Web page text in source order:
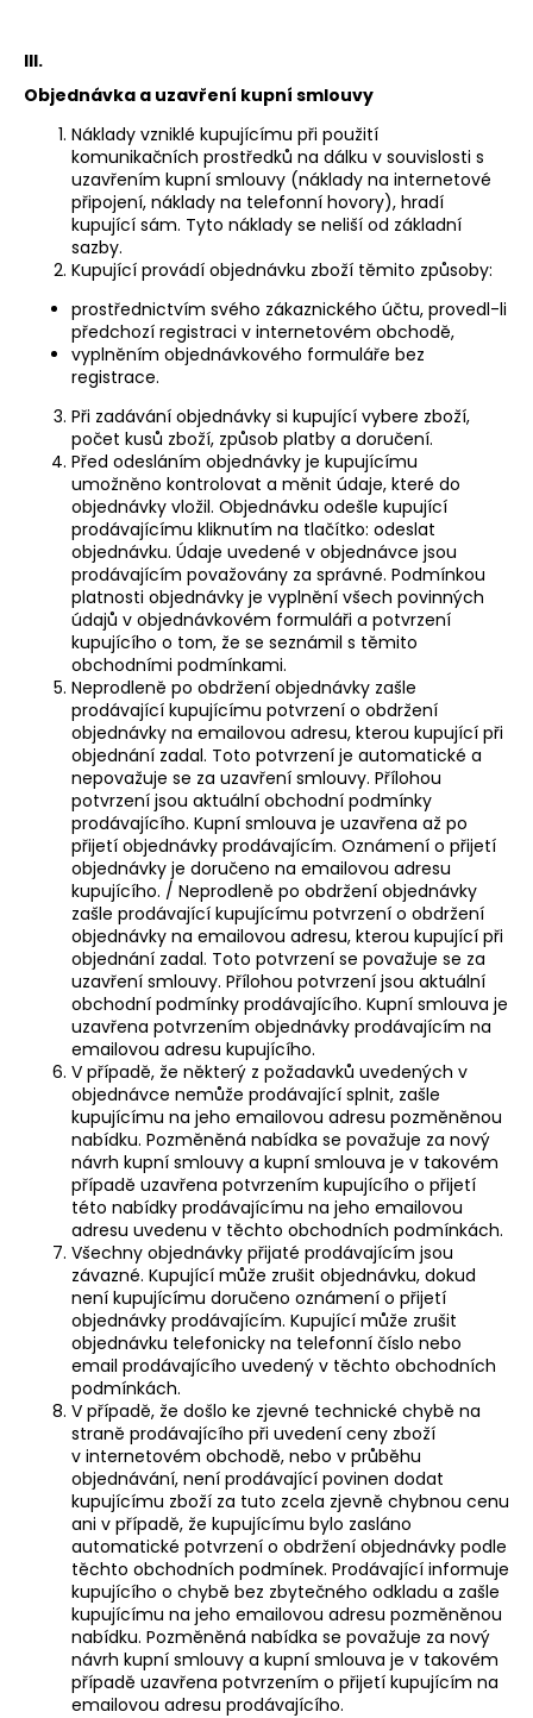
III.
Objednávka a uzavření kupní smlouvy
Náklady vzniklé kupujícímu při použití
komunikačních prostředků na dálku v souvislosti s
uzavřením kupní smlouvy (náklady na internetové
připojení, náklady na telefonní hovory), hradí
kupující sám. Tyto náklady se neliší od základní
sazby.
Kupující provádí objednávku zboží těmito způsoby:
prostřednictvím svého zákaznického účtu, provedl-li
předchozí registraci v internetovém obchodě,
vyplněním objednávkového formuláře bez
registrace.
Při zadávání objednávky si kupující vybere zboží,
počet kusů zboží, způsob platby a doručení.
Před odesláním objednávky je kupujícímu
umožněno kontrolovat a měnit údaje, které do
objednávky vložil. Objednávku odešle kupující
prodávajícímu kliknutím na tlačítko: odeslat
objednávku. Údaje uvedené v objednávce jsou
prodávajícím považovány za správné. Podmínkou
platnosti objednávky je vyplnění všech povinných
údajů v objednávkovém formuláři a potvrzení
kupujícího o tom, že se seznámil s těmito
obchodními podmínkami.
Neprodleně po obdržení objednávky zašle
prodávající kupujícímu potvrzení o obdržení
objednávky na emailovou adresu, kterou kupující při
objednání zadal. Toto potvrzení je automatické a
nepovažuje se za uzavření smlouvy. Přílohou
potvrzení jsou aktuální obchodní podmínky
prodávajícího. Kupní smlouva je uzavřena až po
přijetí objednávky prodávajícím. Oznámení o přijetí
objednávky je doručeno na emailovou adresu
kupujícího. / Neprodleně po obdržení objednávky
zašle prodávající kupujícímu potvrzení o obdržení
objednávky na emailovou adresu, kterou kupující při
objednání zadal. Toto potvrzení se považuje se za
uzavření smlouvy. Přílohou potvrzení jsou aktuální
obchodní podmínky prodávajícího. Kupní smlouva je
uzavřena potvrzením objednávky prodávajícím na
emailovou adresu kupujícího.
V případě, že některý z požadavků uvedených v
objednávce nemůže prodávající splnit, zašle
kupujícímu na jeho emailovou adresu pozměněnou
nabídku. Pozměněná nabídka se považuje za nový
návrh kupní smlouvy a kupní smlouva je v takovém
případě uzavřena potvrzením kupujícího o přijetí
této nabídky prodávajícímu na jeho emailovou
adresu uvedenu v těchto obchodních podmínkách.
Všechny objednávky přijaté prodávajícím jsou
závazné. Kupující může zrušit objednávku, dokud
není kupujícímu doručeno oznámení o přijetí
objednávky prodávajícím. Kupující může zrušit
objednávku telefonicky na telefonní číslo nebo
email prodávajícího uvedený v těchto obchodních
podmínkách.
V případě, že došlo ke zjevné technické chybě na
straně prodávajícího při uvedení ceny zboží
v internetovém obchodě, nebo v průběhu
objednávání, není prodávající povinen dodat
kupujícímu zboží za tuto zcela zjevně chybnou cenu
ani v případě, že kupujícímu bylo zasláno
automatické potvrzení o obdržení objednávky podle
těchto obchodních podmínek. Prodávající informuje
kupujícího o chybě bez zbytečného odkladu a zašle
kupujícímu na jeho emailovou adresu pozměněnou
nabídku. Pozměněná nabídka se považuje za nový
návrh kupní smlouvy a kupní smlouva je v takovém
případě uzavřena potvrzením o přijetí kupujícím na
emailovou adresu prodávajícího.